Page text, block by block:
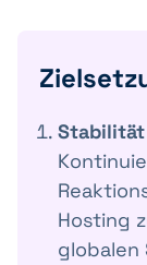
Stabilität
Hosting
globalen